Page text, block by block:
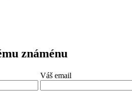
známénu
Váš email